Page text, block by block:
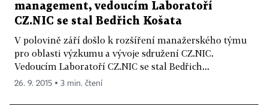
management, vedoucím Laboratoří
CZ.NIC se stal Bedřich Košata
V polovině září došlo k rozšíření manažerského týmu
pro oblasti výzkumu a vývoje sdružení CZ.NIC.
Vedoucím Laboratoří CZ.NIC se stal Bedřich...
26. 9. 2015 ▪ 3 min. čtení